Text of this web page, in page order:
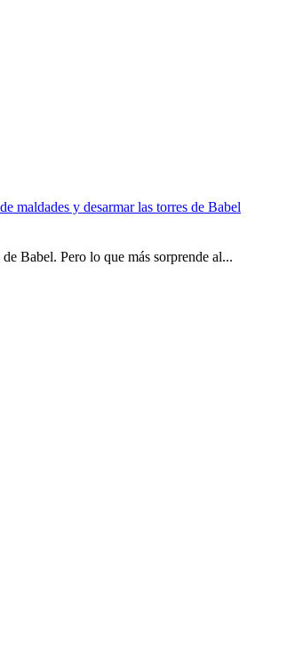
maldades y desarmar las torres de Babel
Babel. Pero lo que más sorprende al...